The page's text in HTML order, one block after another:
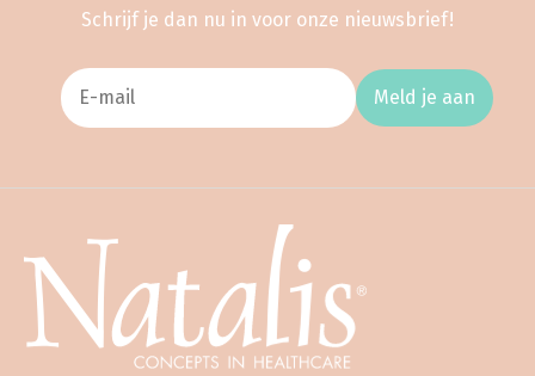
Schrijf je dan nu in voor onze nieuwsbrief!
Meld je aan